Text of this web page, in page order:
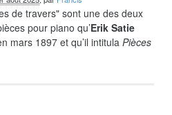
de travers" sont une des deux
pour piano qu’Erik Satie
mars 1897 et qu’il intitulaPièces